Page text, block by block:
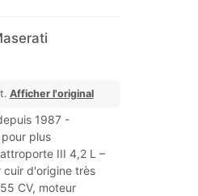
Afficher l'original
1987 -
plus
III 4,2 L –
cuir d'origine très
CV, moteur